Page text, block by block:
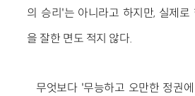
의 승리'는 아니라고 하지만, 실제로
을 잘한 면도 적지 않다.
무엇보다 '무능하고 오만한 정권